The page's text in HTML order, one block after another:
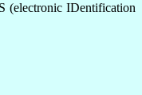
(electronic IDentification